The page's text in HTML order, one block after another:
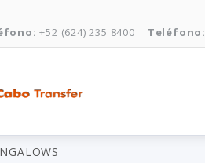
+52 (624) 235 8400 Teléfono: